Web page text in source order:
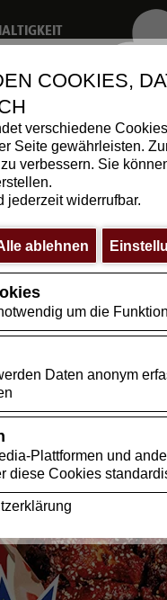
COOKIES,
verschiedene
Seite gewährleisten.
verbessern. Sie
jederzeit widerrufbar.
ablehnen
um die
Daten anonym
Plattformen und
diese Cookies